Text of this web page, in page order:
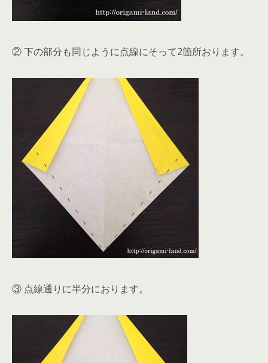
② 下の部分も同じように点線にそって2箇所おります。
③ 点線通りに半分におります。